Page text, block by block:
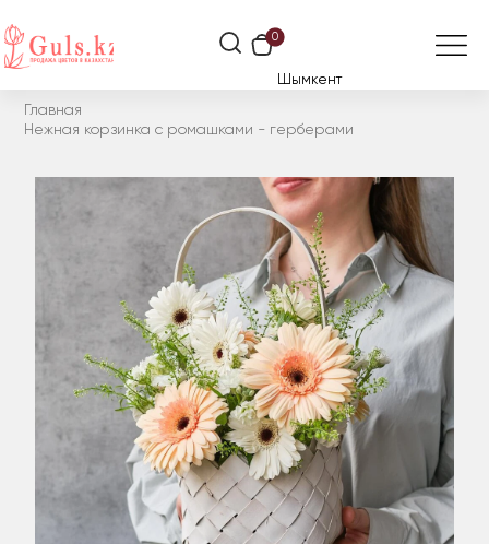
0
Шымкент
Главная
Нежная корзинка с ромашками - герберами